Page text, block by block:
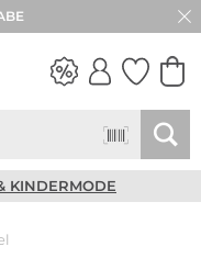
KINDERMODE